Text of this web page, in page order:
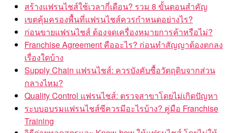
สร้างแฟรนไชส์ใช้เวลากี่เดือน? รวม 8 ขั้นตอนสำคัญ
เขตคุ้มครองพื้นที่แฟรนไชส์ควรกำหนดอย่างไร?
ก่อนขายแฟรนไชส์ ต้องจดเครื่องหมายการค้าหรือไม่?
Franchise Agreement คืออะไร? ก่อนทำสัญญาต้องตกลง
เรื่องใดบ้าง
Supply Chain แฟรนไชส์: ควรบังคับซื้อวัตถุดิบจากส่วน
กลางไหม?
Quality Control แฟรนไชส์: ตรวจสาขาโดยไม่เกิดปัญหา
ระบบอบรมแฟรนไชส์ซีควรมีอะไรบ้าง? คู่มือ Franchise
Training